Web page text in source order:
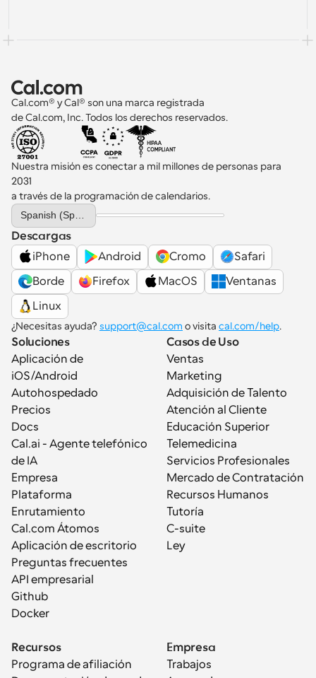
Cal.com® y Cal® son una marca registrada
de Cal.com, Inc. Todos los derechos reservados.
Nuestra misión es conectar a mil millones de personas para
2031
a través de la programación de calendarios.
Select Language
Spanish (Spain)
Descargas
iPhone
Android Cromo
Safari
Borde
Firefox MacOS
Ventanas
Linux
¿Necesitas ayuda? support@cal.com o visita cal.com/help.
Soluciones
Aplicación de
iOS/Android
Autohospedado
Precios
Docs
Cal.ai - Agente telefónico
de IA
Empresa
Plataforma
Enrutamiento
Cal.com Átomos
Aplicación de escritorio
Preguntas frecuentes
API empresarial
Github
Docker
Casos de Uso
Ventas
Marketing
Adquisición de Talento
Atención al Cliente
Educación Superior
Telemedicina
Servicios Profesionales
Mercado de Contratación
Recursos Humanos
Tutoría
C-suite
Ley
Recursos
Programa de afiliación
Empresa
Trabajos